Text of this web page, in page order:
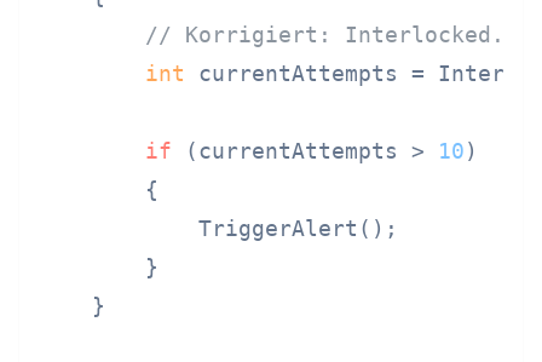
// Korrigiert:
int currentAttempts =
if (currentAttempts > 10)
        {
            TriggerAlert();
        }
    }